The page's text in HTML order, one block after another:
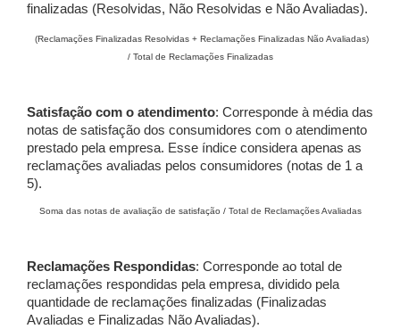
finalizadas (Resolvidas, Não Resolvidas e Não Avaliadas).
(Reclamações Finalizadas Resolvidas + Reclamações Finalizadas Não Avaliadas)
/ Total de Reclamações Finalizadas
Satisfação com o atendimento: Corresponde à média das
notas de satisfação dos consumidores com o atendimento
prestado pela empresa. Esse índice considera apenas as
reclamações avaliadas pelos consumidores (notas de 1 a
5).
Soma das notas de avaliação de satisfação / Total de Reclamações Avaliadas
Reclamações Respondidas: Corresponde ao total de
reclamações respondidas pela empresa, dividido pela
quantidade de reclamações finalizadas (Finalizadas
Avaliadas e Finalizadas Não Avaliadas).